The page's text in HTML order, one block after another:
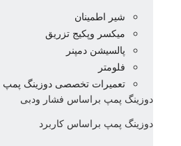
شیر اطمینان
میکسر وپکیج تزریق
پالسیشن دمپنر
فلومتر
تعمیرات تخصصی دوزینگ پمپ
دوزینگ پمپ براساس فشار ودبی
دوزینگ پمپ براساس کاربرد